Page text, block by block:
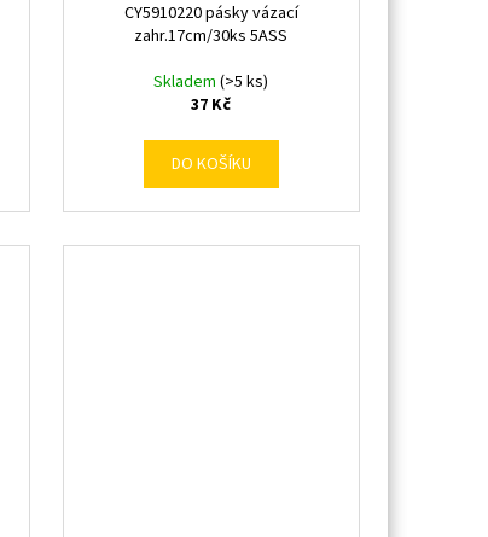
CY5910220 pásky vázací
zahr.17cm/30ks 5ASS
Skladem(>5 ks)
37 Kč
DO KOŠÍKU